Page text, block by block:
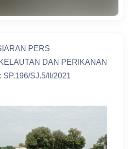
PERS
DAN PERIKANAN
SP.196/SJ.5/II/2021